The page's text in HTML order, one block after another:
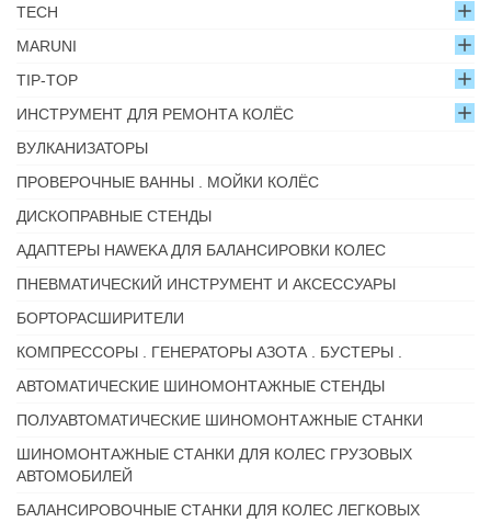
TECH
MARUNI
TIP-TOP
ИНСТРУМЕНТ ДЛЯ РЕМОНТА КОЛЁС
ВУЛКАНИЗАТОРЫ
ПРОВЕРОЧНЫЕ ВАННЫ . МОЙКИ КОЛЁС
ДИСКОПРАВНЫЕ СТЕНДЫ
АДАПТЕРЫ HAWEKA ДЛЯ БАЛАНСИРОВКИ КОЛЕС
ПНЕВМАТИЧЕСКИЙ ИНСТРУМЕНТ И АКСЕССУАРЫ
БОРТОРАСШИРИТЕЛИ
КОМПРЕССОРЫ . ГЕНЕРАТОРЫ АЗОТА . БУСТЕРЫ .
АВТОМАТИЧЕСКИЕ ШИНОМОНТАЖНЫЕ СТЕНДЫ
ПОЛУАВТОМАТИЧЕСКИЕ ШИНОМОНТАЖНЫЕ СТАНКИ
ШИНОМОНТАЖНЫЕ СТАНКИ ДЛЯ КОЛЕС ГРУЗОВЫХ
АВТОМОБИЛЕЙ
БАЛАНСИРОВОЧНЫЕ СТАНКИ ДЛЯ КОЛЕС ЛЕГКОВЫХ